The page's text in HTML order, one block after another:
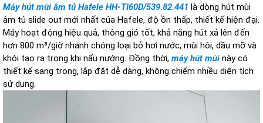
Máy hút mùi âm tủ Hafele HH-TI60D/539.82.441 là dòng hút mùi
âm tủ slide out mới nhất của Hafele, độ ồn thấp, thiết kế hiện đại.
Máy hoạt động hiệu quả, thông gió tốt, khả năng hút xả lên đến
hơn 800 m³/giờ nhanh chóng loại bỏ hơi nước, mùi hôi, dầu mỡ và
khói tạo ra trong khi nấu nướng. Đồng thời, máy hút mùi này có
thiết kế sang trọng, lắp đặt dễ dàng, không chiếm nhiều diện tích
sử dụng.